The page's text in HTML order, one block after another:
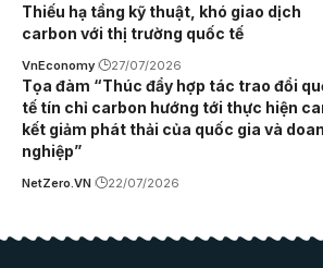
Thiếu hạ tầng kỹ thuật, khó giao dịch
carbon với thị trường quốc tế
VnEconomy 27/07/2026
Tọa đàm “Thúc đẩy hợp tác trao đổi
tế tín chỉ carbon hướng tới thực hiện
kết giảm phát thải của quốc gia và
nghiệp”
NetZero.VN 22/07/2026